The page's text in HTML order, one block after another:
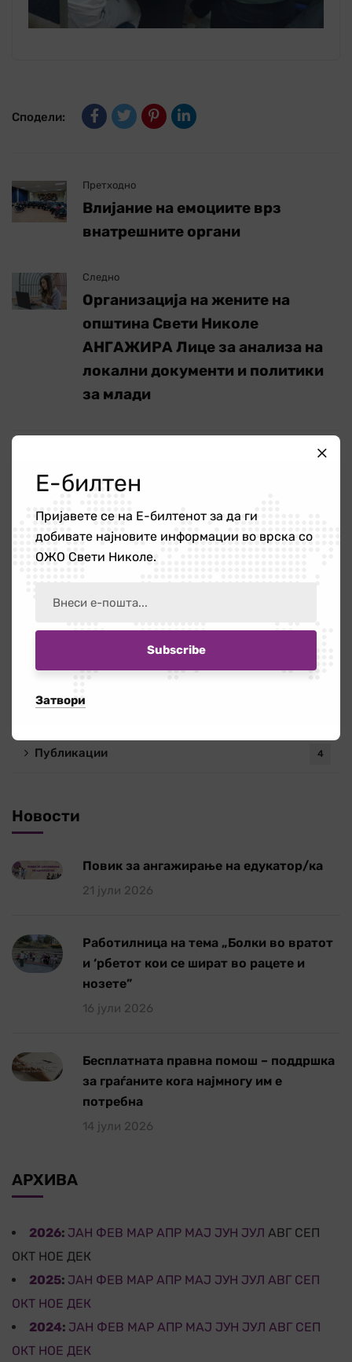
Сподели:
Претходно
Влијание на емоциите врз
внатрешните органи
Следно
Организација на жените на
општина Свети Николе
АНГАЖИРА Лице за анализа на
локални документи и политики
за млади
Пребарај
Категории
Новости 340
Публикации 4
Новости
Повик за ангажирање на едукатор/ка
21 јули 2026
Работилница на тема „Болки во вратот
и ‘рбетот кои се шират во рацете и
нозете”
16 јули 2026
Бесплатната правна помош – поддршка
за граѓаните кога најмногу им е
потребна
14 јули 2026
АРХИВА
2026: ЈАН ФЕВ МАР АПР МАЈ ЈУН ЈУЛ АВГ СЕП
ОКТ НОЕ ДЕК
2025: ЈАН ФЕВ МАР АПР МАЈ ЈУН ЈУЛ АВГ СЕП
ОКТ НОЕ ДЕК
2024: ЈАН ФЕВ МАР АПР МАЈ ЈУН ЈУЛ АВГ СЕП
ОКТ НОЕ ДЕК
Е-билтен
Пријавете се на Е-билтенот за да ги
добивате најновите информации во врска со
ОЖО Свети Николе.
Затвори